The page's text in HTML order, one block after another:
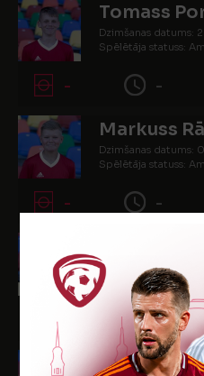
Tomass
Dzimšanas datums:
Spēlētāja statuss:
- -
Markuss
Dzimšanas datums:
Spēlētāja statuss:
- -
Ralfs
Dzimšanas datums:
Spēlētāja statuss:
-
Ņikita